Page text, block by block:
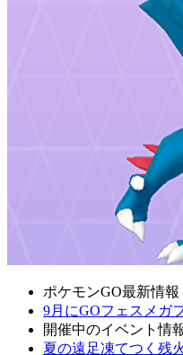
ポケモンGO最新情報
9月にGOフェスメガ
開催中のイベント情
夏の遠足凍てつく残